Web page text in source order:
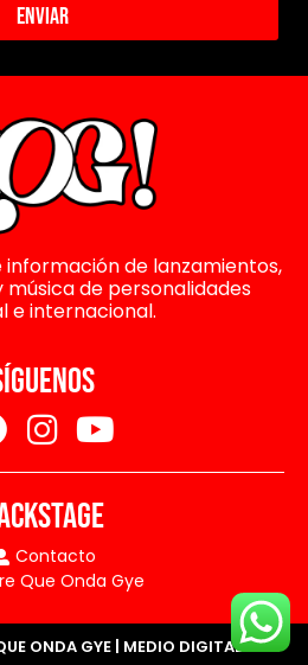
Enviar
información de lanzamientos,
de personalidades
e internacional.
Contacto
Que Onda Gye
ONDA GYE | MEDIO DIGITAL